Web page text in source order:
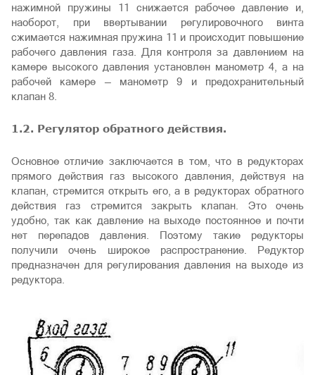
нажимной пружины 11 снижается рабочее давление и,
наоборот, при ввертывании регулировочного винта
сжимается нажимная пружина 11 и происходит повышение
рабочего давления газа. Для контроля за давлением на
камере высокого давления установлен манометр 4, а на
рабочей камере — манометр 9 и предохранительный
клапан 8.
1.2. Регулятор обратного действия.
Основное отличие заключается в том, что в редукторах
прямого действия газ высокого давления, действуя на
клапан, стремится открыть его, а в редукторах обратного
действия газ стремится закрыть клапан. Это очень
удобно, так как давление на выходе постоянное и почти
нет перепадов давления. Поэтому такие редукторы
получили очень широкое распространение. Редуктор
предназначен для регулирования давления на выходе из
редуктора.